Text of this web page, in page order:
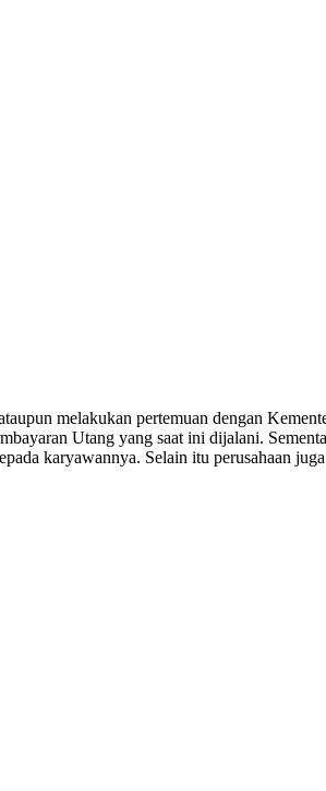
melakukan pertemuan dengan
Utang yang saat ini dijalani.
karyawannya. Selain itu perusahaan